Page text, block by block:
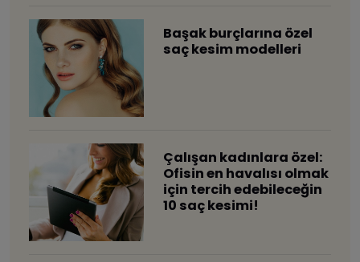
Başak burçlarına özel
saç kesim modelleri
Çalışan kadınlara özel:
Ofisin en havalısı olmak
için tercih edebileceğin
10 saç kesimi!